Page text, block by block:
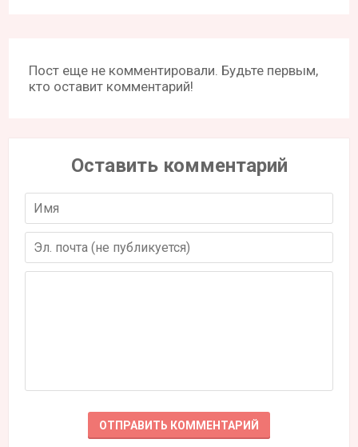
Пост еще не комментировали. Будьте первым,
кто оставит комментарий!
Оставить комментарий